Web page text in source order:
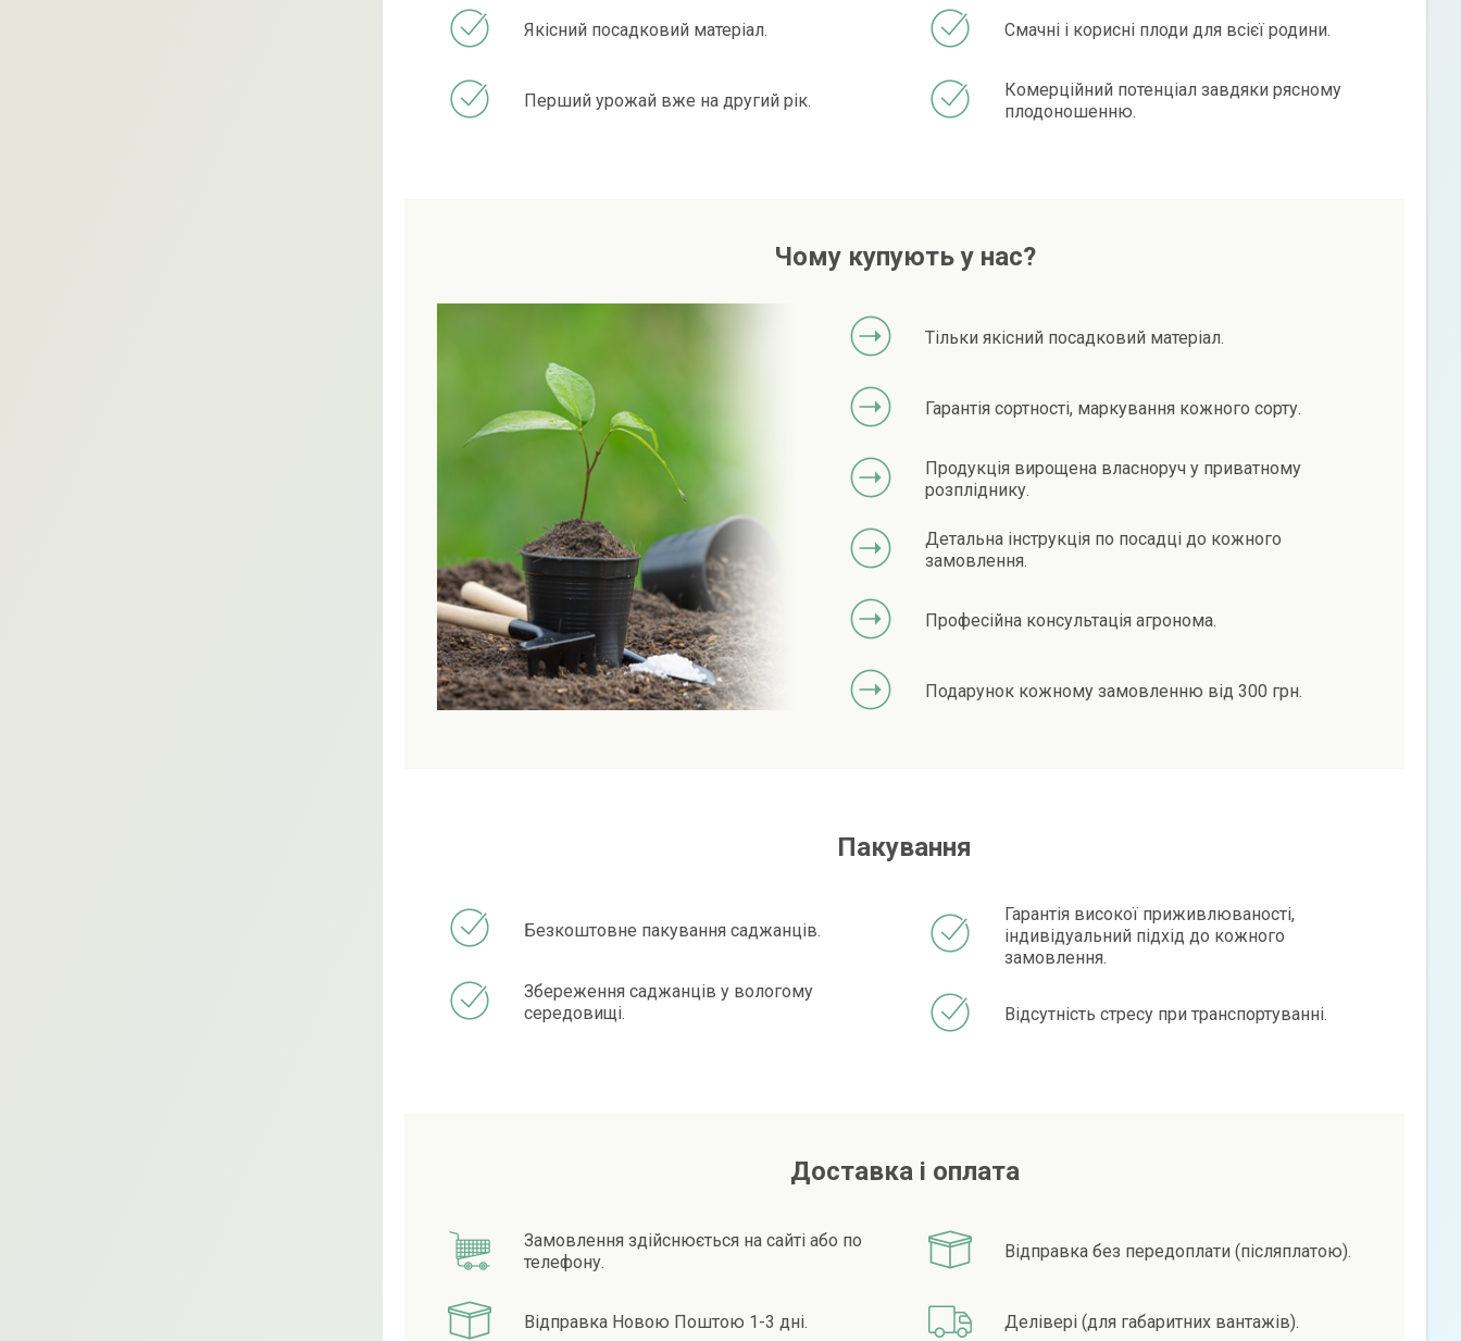
Якісний посадковий матеріал.
Перший урожай вже на другий рік.
Смачні і корисні плоди для всієї родини.
Комерційний потенціал завдяки рясному
плодоношенню.
Чому купують у нас?
Тільки якісний посадковий матеріал.
Гарантія сортності, маркування кожного сорту.
Продукція вирощена власноруч у приватному
розпліднику.
Детальна інструкція по посадці до кожного
замовлення.
Професійна консультація агронома.
Подарунок кожному замовленню від 300 грн.
Пакування
Безкоштовне пакування саджанців.
Збереження саджанців у вологому
середовищі.
Гарантія високої приживлюваності,
індивідуальний підхід до кожного
замовлення.
Відсутність стресу при транспортуванні.
Доставка і оплата
Замовлення здійснюється на сайті або по
телефону.
Відправка Новою Поштою 1-3 дні.
Відправка без передоплати (післяплатою).
Делівері (для габаритних вантажів).